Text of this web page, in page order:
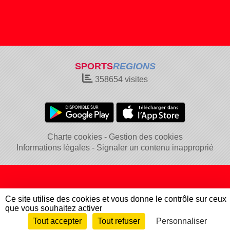
SPORTSREGIONS
358654 visites
Charte cookies
Gestion des cookies
Informations légales
Signaler un contenu inapproprié
Envie de participer ? Connexion
Ce site utilise des cookies et vous donne le contrôle sur ceux
que vous souhaitez activer
Tout accepter
Tout refuser Personnaliser